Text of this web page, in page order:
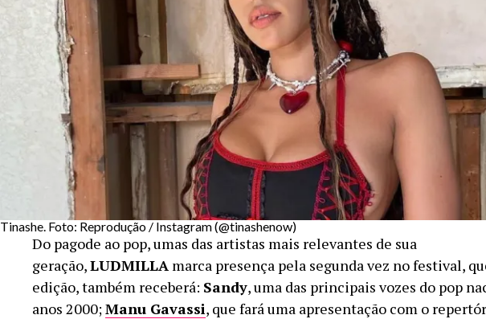
Tinashe. Foto: Reprodução / Instagram (@tinashenow)
Do pagode ao pop, umas das artistas mais relevantes de sua
geração,LUDMILLA marca presença pela segunda vez no festival,
edição, também receberá: Sandy, uma das principais vozes do pop
anos 2000; Manu Gavassi, que fará uma apresentação com o